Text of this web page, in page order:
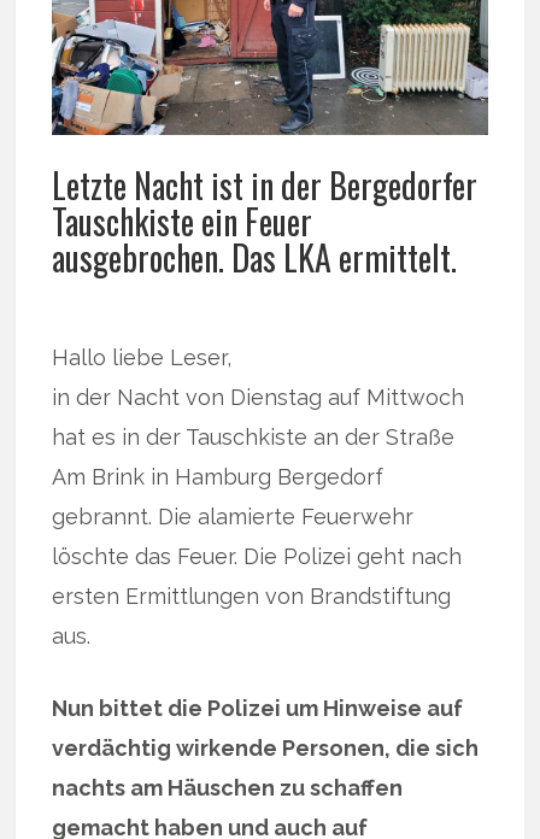
Letzte Nacht ist in der Bergedorfer
Tauschkiste ein Feuer
ausgebrochen. Das LKA ermittelt.
Hallo liebe Leser,
in der Nacht von Dienstag auf Mittwoch
hat es in der Tauschkiste an der Straße
Am Brink in Hamburg Bergedorf
gebrannt. Die alamierte Feuerwehr
löschte das Feuer. Die Polizei geht nach
ersten Ermittlungen von Brandstiftung
aus.
Nun bittet die Polizei um Hinweise auf
verdächtig wirkende Personen, die sich
nachts am Häuschen zu schaffen
gemacht haben und auch auf